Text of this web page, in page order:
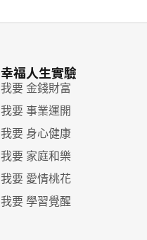
幸福人生實驗
我要 金錢財富
我要 事業運開
我要 身心健康
我要 家庭和樂
我要 愛情桃花
我要 學習覺醒